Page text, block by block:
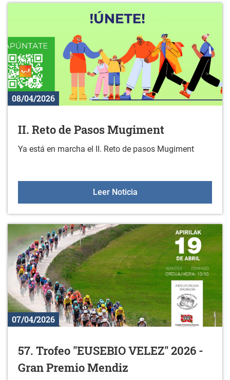
08/04/2026
II. Reto de Pasos Mugiment
Ya está en marcha el II. Reto de pasos Mugiment
Leer NoticiaII. Reto de Pasos
07/04/2026
57. Trofeo "EUSEBIO VELEZ" 2026 -
Gran Premio Mendiz